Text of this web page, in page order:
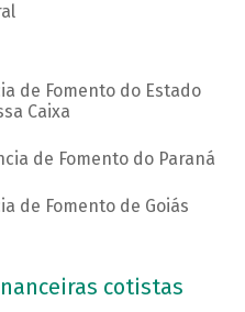
de Fomento do Estado
Caixa
de Fomento do Paraná
de Fomento de Goiás
cotistas